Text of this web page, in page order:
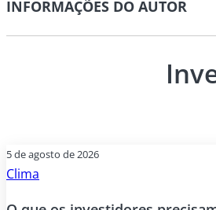
INFORMAÇÕES DO AUTOR
5 de agosto de 2026
Clima